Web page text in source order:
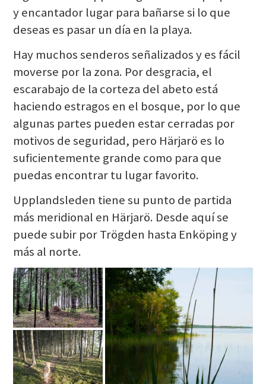
y encantador lugar para bañarse si lo que
deseas es pasar un día en la playa.
Hay muchos senderos señalizados y es fácil
moverse por la zona. Por desgracia, el
escarabajo de la corteza del abeto está
haciendo estragos en el bosque, por lo que
algunas partes pueden estar cerradas por
motivos de seguridad, pero Härjarö es lo
suficientemente grande como para que
puedas encontrar tu lugar favorito.
Upplandsleden tiene su punto de partida
más meridional en Härjarö. Desde aquí se
puede subir por Trögden hasta Enköping y
más al norte.